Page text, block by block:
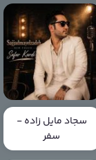
سجاد مایل زاده -
سفر